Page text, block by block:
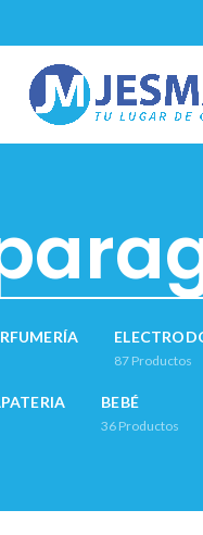
87 Productos
BEBÉ
36 Productos